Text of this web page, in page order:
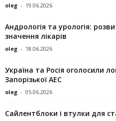
oleg - 19.06.2026
Андрологія та урологія:
значення лікарів
oleg - 18.06.2026
Україна та Росія оголосили
Запорізької АЕС
oleg - 05.06.2026
Сайлентблоки і втулки для